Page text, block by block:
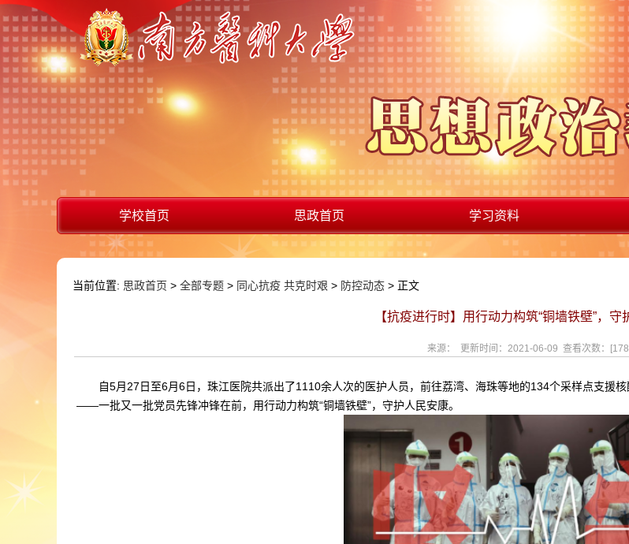
学校首页 思政首页 学习资料
当前位置: 思政首页 > 全部专题 > 同心抗疫 共克时艰 > 防控动态 > 正文
【抗疫进行时】用行动力构筑“铜墙铁壁”，守
来源： 更新时间：2021-06-09 查看次数：[178
自5月27日至6月6日，珠江医院共派出了1110余人次的医护人员，前往荔湾、海珠等地的134个采样点支援
——一批又一批党员先锋冲锋在前，用行动力构筑“铜墙铁壁”，守护人民安康。